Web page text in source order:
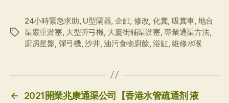
标
24小時緊急求助, U型隔器, 企缸, 修改, 化糞, 吸糞車, 地台
渠嚴重淤塞, 大型彈弓機, 大廈街鋪渠淤塞,專業通渠方法,
廚房星盤, 彈弓機,沙井,油污食物廚餘,浴缸,維修水喉
←
2021開業兆康通渠公司【香港水管疏通剂 液